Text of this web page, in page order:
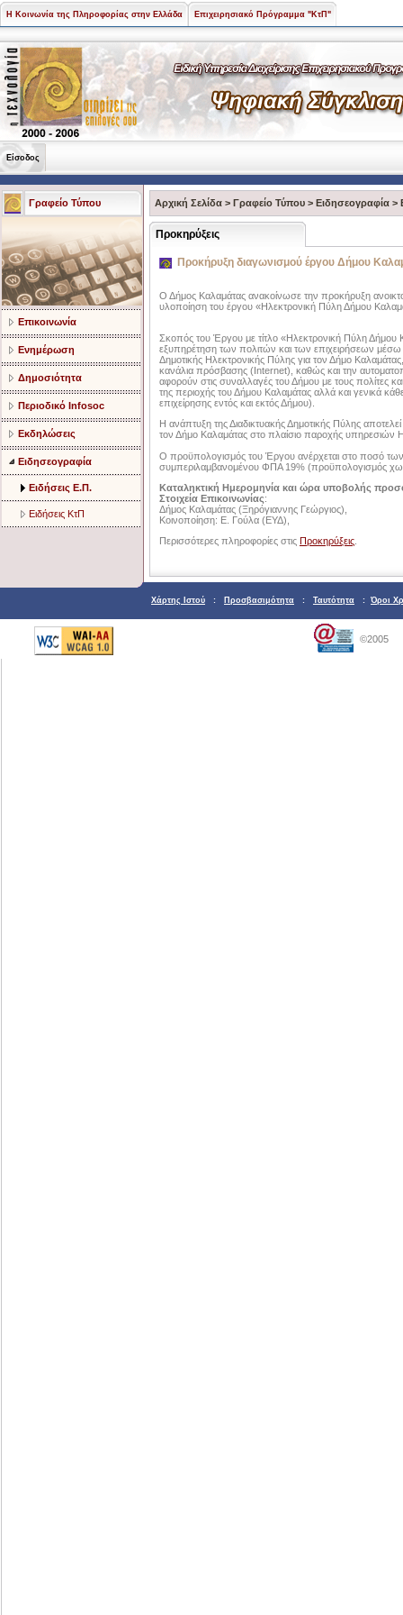
Η Κοινωνία της Πληροφορίας στην Ελλάδα Επιχειρησιακό Πρόγραμμα "ΚτΠ"
Είσοδος
Γραφείο Τύπου
Επικοινωνία
Ενημέρωση
Δημοσιότητα
Περιοδικό Infosoc
Εκδηλώσεις
Ειδησεογραφία
Ειδήσεις Ε.Π.
Ειδήσεις ΚτΠ
Αρχική Σελίδα > Γραφείο Τύπου > Ειδησεογραφία >
Προκηρύξεις
Προκήρυξη διαγωνισμού έργου Δήμου
Ο Δήμος Καλαμάτας ανακοίνωσε την προκήρυξη
υλοποίηση του έργου «Ηλεκτρονική Πύλη Δήμου
Σκοπός του Έργου με τίτλο «Ηλεκτρονική Πύλη Δήμου
εξυπηρέτηση των πολιτών και των επιχειρήσεων μέσω
Δημοτικής Ηλεκτρονικής Πύλης για τον Δήμο
κανάλια πρόσβασης (Internet), καθώς και την
αφορούν στις συναλλαγές του Δήμου με τους πολίτες
της περιοχής του Δήμου Καλαμάτας αλλά και γενικά
επιχείρησης εντός και εκτός Δήμου).
Η ανάπτυξη της Διαδικτυακής Δημοτικής Πύλης
τον Δήμο Καλαμάτας στο πλαίσιο παροχής υπηρεσιών
Ο προϋπολογισμός του Έργου ανέρχεται στο ποσό
συμπεριλαμβανομένου ΦΠΑ 19% (προϋπολογισμός
Καταληκτική Ημερομηνία και ώρα υποβολής
Στοιχεία Επικοινωνίας:
Δήμος Καλαμάτας (Ξηρόγιαννης Γεώργιος),
Κοινοποίηση: Ε. Γούλα (ΕΥΔ),
Περισσότερες πληροφορίες στις Προκηρύξεις
Χάρτης Ιστού : Προσβασιμότητα : Ταυτότητα : Όροι
©2005